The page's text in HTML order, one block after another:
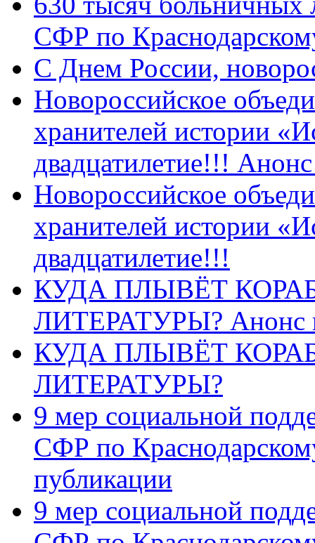
СФР по
C Днем России,
Новороссийское
хранителей истории
двадцатилетие!!!
Новороссийское
хранителей истории
двадцатилетие!!!
КУДА ПЛЫВЁТ
ЛИТЕРАТУРЫ? Анонс
КУДА ПЛЫВЁТ
ЛИТЕРАТУРЫ?
9 мер социальной
СФР по
публикации
9 мер социальной